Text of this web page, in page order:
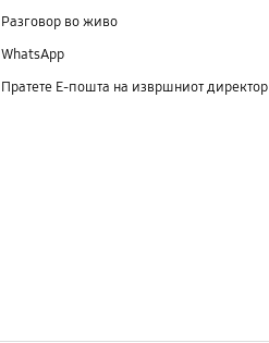
Разговор во живо
WhatsApp
Пратете Е-пошта на извршниот директор